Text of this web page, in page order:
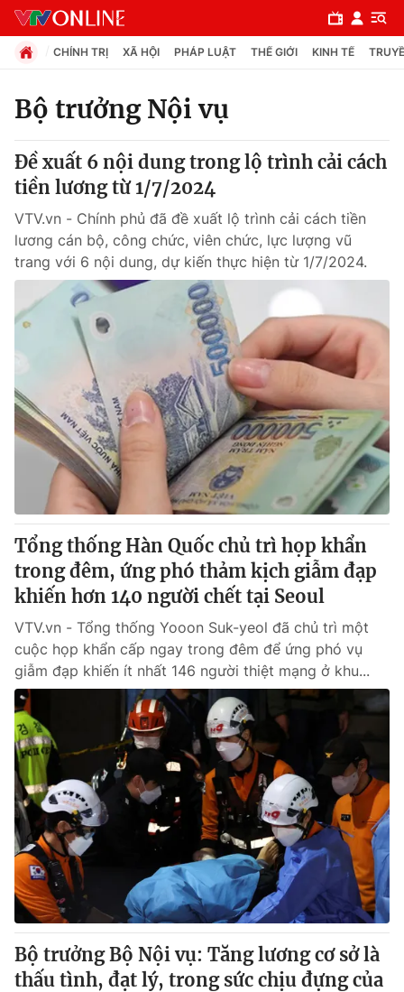
Chuyên mục
Chính trị
Xã hội
Pháp luật
Thế giới
Tin tức
Thế giới đó đây
Câu chuyện quốc tế
Kinh tế
Tài chính
Thị trường
Góc doanh nghiệp
Dữ liệu và đời sống
Truyền hình
Phim VTV
Hậu trường
Nhân vật
Khán giả
Giải sao mai
Giải trí
Điện ảnh
Âm nhạc
Sao
Đời sống
Du lịch
Làm đẹp
Chất lượng cuộc sống
Giáo dục
Tuyển sinh
Học trực tuyến
Công nghệ
Hitech Công nghệ tương lai
Sản phẩm
Thị trường
Tư vấn
Giao lưu trực tuyến
Lịch phát sóng
Chuyên mục khác
Emagazine Podcast
CHÍNH TRỊ XÃ HỘI PHÁP LUẬT THẾ GIỚI KINH TẾ
Bộ trưởng Nội vụ
Đề xuất 6 nội dung trong lộ trình cải cách
tiền lương từ 1/7/2024
VTV.vn - Chính phủ đã đề xuất lộ trình cải cách tiền
lương cán bộ, công chức, viên chức, lực lượng vũ
trang với 6 nội dung, dự kiến thực hiện từ 1/7/2024.
Tổng thống Hàn Quốc chủ trì họp khẩn
trong đêm, ứng phó thảm kịch giẫm đạp
khiến hơn 140 người chết tại Seoul
VTV.vn - Tổng thống Yooon Suk-yeol đã chủ trì một
cuộc họp khẩn cấp ngay trong đêm để ứng phó vụ
giẫm đạp khiến ít nhất 146 người thiệt mạng ở khu...
Bộ trưởng Bộ Nội vụ: Tăng lương cơ sở là
thấu tình, đạt lý, trong sức chịu đựng của